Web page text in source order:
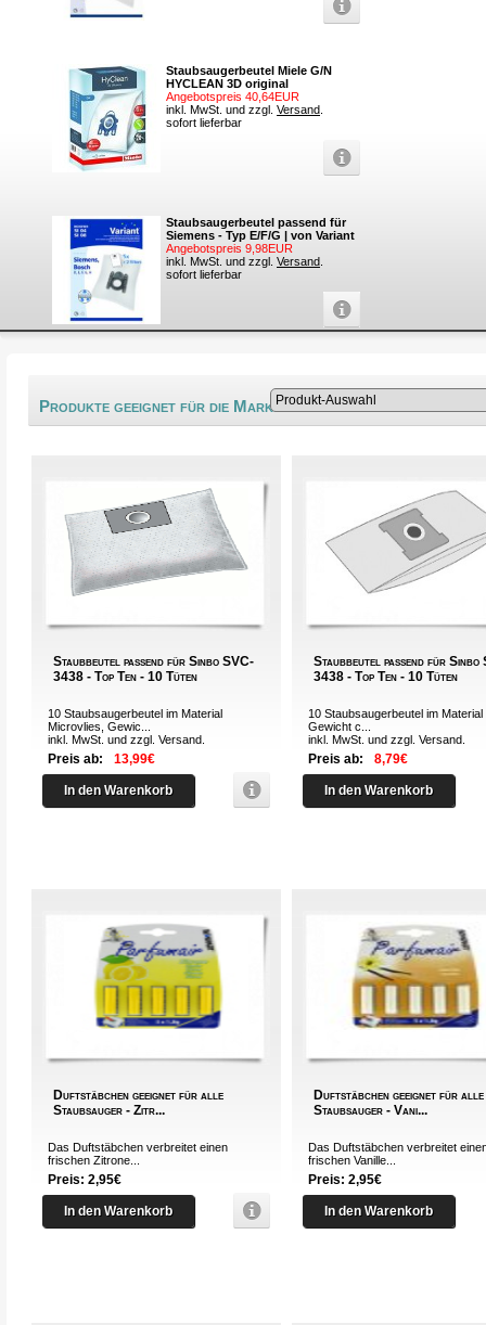
Staubsaugerbeutel Miele G/N
HYCLEAN 3D original
Angebotspreis 40,64EUR
inkl. MwSt. und zzgl. Versand
sofort lieferbar
Staubsaugerbeutel passend für
Siemens - Typ E/F/G | von Variant
Angebotspreis 9,98EUR
inkl. MwSt. und zzgl. Versand
sofort lieferbar
Produkte geeignet für die Marke Sinbo®
Staubbeutel passend für Sinbo SVC-
3438 - Top Ten - 10 Tüten
10 Staubsaugerbeutel im Material
Microvlies, Gewic...
inkl. MwSt. und zzgl.Versand
Preis ab: 13,99€
In den Warenkorb
Staubbeutel passend für Sinbo
3438 - Top Ten - 10 Tüten
10 Staubsaugerbeutel im Material
Gewicht c...
inkl. MwSt. und zzgl.Versand
Preis ab: 8,79€
In den Warenkorb
Duftstäbchen geeignet für alle
Staubsauger - Zitr...
Das Duftstäbchen verbreitet einen
frischen Zitrone...
Preis: 2,95€
In den Warenkorb
Duftstäbchen geeignet für alle
Staubsauger - Vani...
Das Duftstäbchen verbreitet
frischen Vanille...
Preis: 2,95€
In den Warenkorb